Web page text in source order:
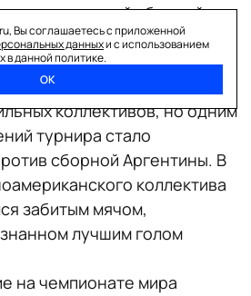
для своей сборной
участие во всех
команды. Сборная
к трофею оказалась
коллективов, но одним
турнира стало
сборной Аргентины. В
коллектива
забитым мячом,
лучшим голом
на чемпионате мира
Вы соглашаетесь с приложенной
данныхи с использованием
в данной политике.
ОК